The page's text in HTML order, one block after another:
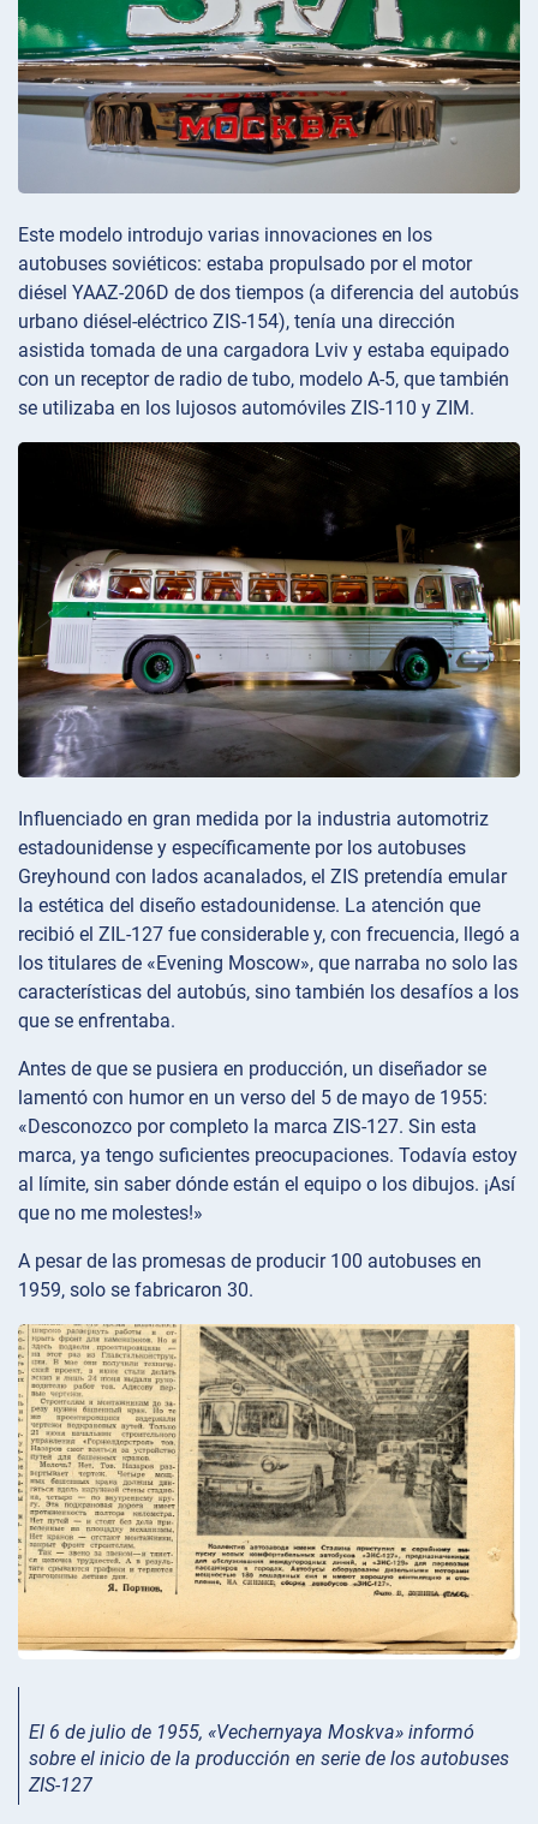
Este modelo introdujo varias innovaciones en los
autobuses soviéticos: estaba propulsado por el motor
diésel YAAZ-206D de dos tiempos (a diferencia del autobús
urbano diésel-eléctrico ZIS-154), tenía una dirección
asistida tomada de una cargadora Lviv y estaba equipado
con un receptor de radio de tubo, modelo A-5, que también
se utilizaba en los lujosos automóviles ZIS-110 y ZIM.
Influenciado en gran medida por la industria automotriz
estadounidense y específicamente por los autobuses
Greyhound con lados acanalados, el ZIS pretendía emular
la estética del diseño estadounidense. La atención que
recibió el ZIL-127 fue considerable y, con frecuencia, llegó a
los titulares de «Evening Moscow», que narraba no solo las
características del autobús, sino también los desafíos a los
que se enfrentaba.
Antes de que se pusiera en producción, un diseñador se
lamentó con humor en un verso del 5 de mayo de 1955:
«Desconozco por completo la marca ZIS-127. Sin esta
marca, ya tengo suficientes preocupaciones. Todavía estoy
al límite, sin saber dónde están el equipo o los dibujos. ¡Así
que no me molestes!»
A pesar de las promesas de producir 100 autobuses en
1959, solo se fabricaron 30.
El 6 de julio de 1955, «Vechernyaya Moskva» informó
sobre el inicio de la producción en serie de los autobuses
ZIS-127